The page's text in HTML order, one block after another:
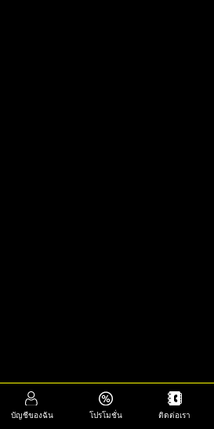
บัญชีของฉัน โปรโมชั่น ติดต่อเรา